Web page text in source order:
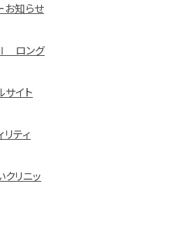
お知らせ
ロング
イト
ティ
リニッ